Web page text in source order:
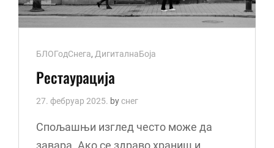
Cat
Links
БЛОГодСнега, ДигиталнаБоја
Рестаурација
27. фебруар 2025. byснег
Спољашњи изглед често може да
завара. Ако се здраво храниш и